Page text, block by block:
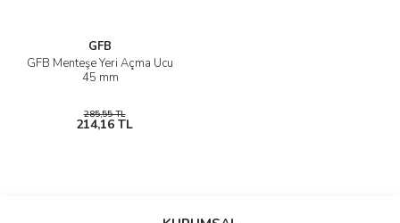
GFB
GFB Menteşe Yeri Açma Ucu
45 mm
285,55 TL
214,16 TL